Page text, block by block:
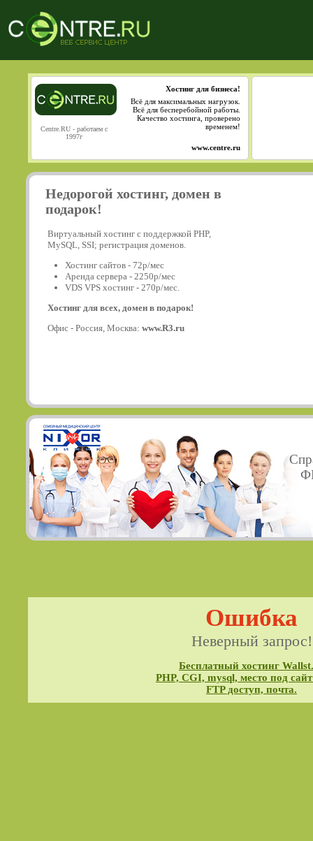
Centre.RU - работаем с
1997г
Хостинг для бизнеса!
Всё для максимальных нагрузок.
Всё для бесперебойной работы.
Качество хостинга, проверено
временем!
www.centre.ru
Недорогой хостинг, домен в
подарок!
Виртуальный хостинг с поддержкой PHP,
MySQL, SSI; регистрация доменов.
Хостинг сайтов - 72р/мес
Аренда сервера - 2250р/мес
VDS VPS хостинг - 270р/мес.
Хостинг для всех, домен в подарок!
Офис - Россия, Москва: www.R3.ru
Ошибка
Неверный запрос!
Бесплатный хостинг
PHP, CGI, mysql, место под
FTP доступ, почта.